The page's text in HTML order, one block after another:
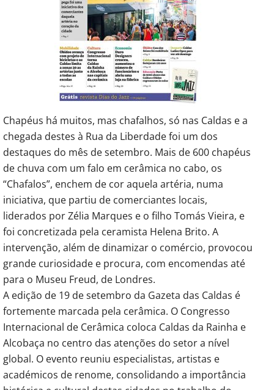
Chapéus há muitos, mas chafalhos, só nas Caldas e a
chegada destes à Rua da Liberdade foi um dos
destaques do mês de setembro. Mais de 600 chapéus
de chuva com um falo em cerâmica no cabo, os
“Chafalos”, enchem de cor aquela artéria, numa
iniciativa, que partiu de comerciantes locais,
liderados por Zélia Marques e o filho Tomás Vieira, e
foi concretizada pela ceramista Helena Brito. A
intervenção, além de dinamizar o comércio, provocou
grande curiosidade e procura, com encomendas até
para o Museu Freud, de Londres.
A edição de 19 de setembro da Gazeta das Caldas é
fortemente marcada pela cerâmica. O Congresso
Internacional de Cerâmica coloca Caldas da Rainha e
Alcobaça no centro das atenções do setor a nível
global. O evento reuniu especialistas, artistas e
académicos de renome, consolidando a importância